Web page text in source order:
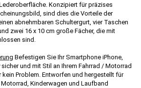
Konzipiert für präzises
sind dies die Vorteile der
abnehmbaren Schultergurt, vier Taschen
zwei 16 x 10 cm große Fächer, die mit
sind.
Befestigen Sie Ihr Smartphone iPhone,
und mit Stil an Ihrem Fahrrad / Motorrad
kein Problem. Entworfen und hergestellt für
Kinderwagen und Laufband